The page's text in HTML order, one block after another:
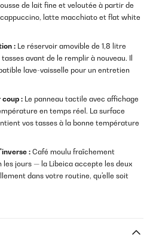
de lait fine et veloutée à partir de
latte macchiato et flat white
: Le réservoir amovible de 1,8 litre
avant de le remplir à nouveau. Il
lave-vaisselle pour un entretien
coup : Le panneau tactile avec affichage
en temps réel. La surface
vos tasses à la bonne température
: Café moulu fraîchement
les jours — la Libeica accepte les deux
dans votre routine, qu'elle soit